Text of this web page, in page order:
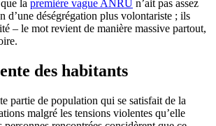
la première vague ANRU n’ait pas assez
d’une déségrégation plus volontariste ; ils
– le mot revient de manière massive partout,
des habitants
partie de population qui se satisfait de la
malgré les tensions violentes qu’elle